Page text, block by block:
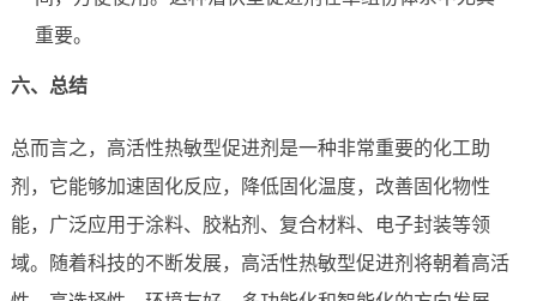
重要。
六、总结
总而言之，高活性热敏型促进剂是一种非常重要的化工助
剂，它能够加速固化反应，降低固化温度，改善固化物性
能，广泛应用于涂料、胶粘剂、复合材料、电子封装等领
域。随着科技的不断发展，高活性热敏型促进剂将朝着高活